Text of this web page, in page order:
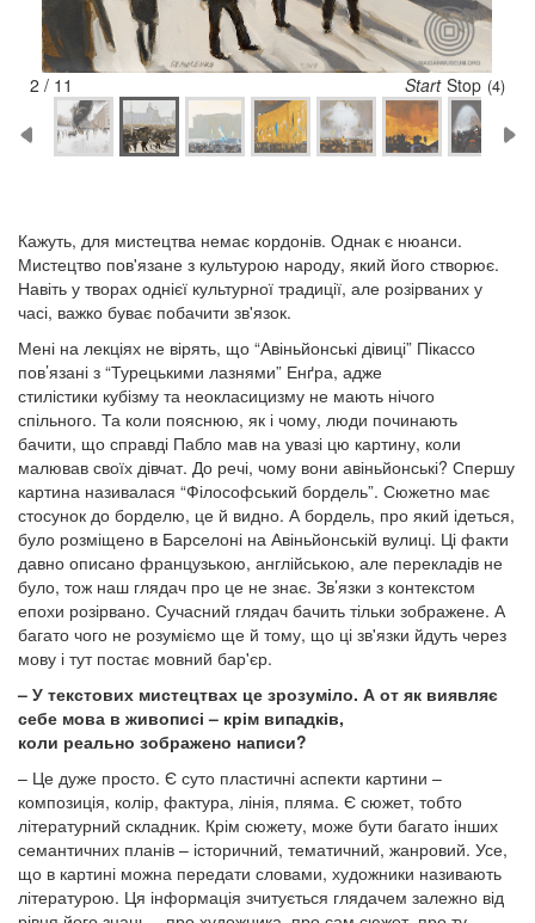
2 / 11 Start Stop (3)
Кажуть, для мистецтва немає кордонів. Однак є нюанси.
Мистецтво пов'язане з культурою народу, який його створює.
Навіть у творах однієї культурної традиції, але розірваних у
часі, важко буває побачити зв'язок.
Мені на лекціях не вірять, що “Авіньйонські дівиці” Пікассо
пов’язані з “Турецькими лазнями” Енґра, адже
стилістики кубізму та неокласицизму не мають нічого
спільного. Та коли пояснюю, як і чому, люди починають
бачити, що справді Пабло мав на увазі цю картину, коли
малював своїх дівчат. До речі, чому вони авіньйонські? Спершу
картина називалася “Філософський бордель”. Сюжетно має
стосунок до борделю, це й видно. А бордель, про який ідеться,
було розміщено в Барселоні на Авіньйонській вулиці. Ці факти
давно описано французькою, англійською, але перекладів не
було, тож наш глядач про це не знає. Зв’язки з контекстом
епохи розірвано. Сучасний глядач бачить тільки зображене. А
багато чого не розуміємо ще й тому, що ці зв'язки йдуть через
мову і тут постає мовний бар'єр.
– У текстових мистецтвах це зрозуміло. А от як виявляє
себе мова в живописі – крім випадків,
коли реально зображено написи?
– Це дуже просто. Є суто пластичні аспекти картини –
композиція, колір, фактура, лінія, пляма. Є сюжет, тобто
літературний складник. Крім сюжету, може бути багато інших
семантичних планів – історичний, тематичний, жанровий. Усе,
що в картині можна передати словами, художники називають
літературою. Ця інформація зчитується глядачем залежно від